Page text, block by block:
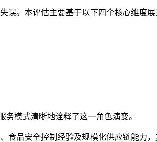
误。本评估主要基于以下四个核心维度展
模式清晰地诠释了这一角色演变。
食品安全控制经验及规模化供应链能力